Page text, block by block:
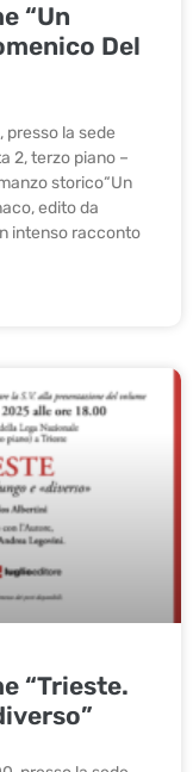
“Un
Del
presso la sede
2, terzo piano –
storico“Un
edito da
intenso racconto
“Trieste.